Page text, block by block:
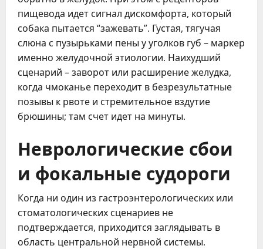
пищевода идет сигнал дискомфорта, который
собака пытается “зажевать”. Густая, тягучая
слюна с пузырьками пены у уголков губ – маркер
именно желудочной этиологии. Наихудший
сценарий – заворот или расширение желудка,
когда чмоканье переходит в безрезультатные
позывы к рвоте и стремительное вздутие
брюшины; там счет идет на минуты.
Неврологические сбои
и фокальные судороги
Когда ни один из гастроэнтерологических или
стоматологических сценариев не
подтверждается, приходится заглядывать в
область центральной нервной системы.